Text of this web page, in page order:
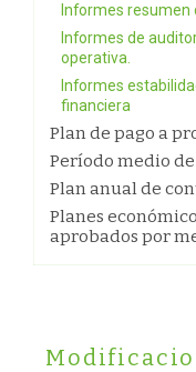
Informes resumen
Informes de
operativa.
Informes
financiera
Plan de pago a
Período medio
Plan anual de
Planes
aprobados por